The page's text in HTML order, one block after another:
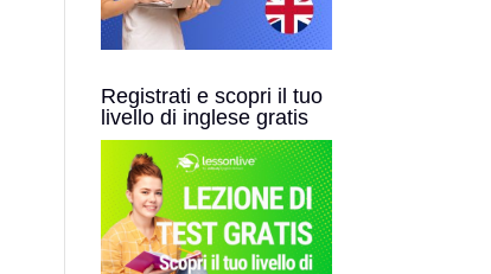
Registrati e scopri il tuo
livello di inglese gratis